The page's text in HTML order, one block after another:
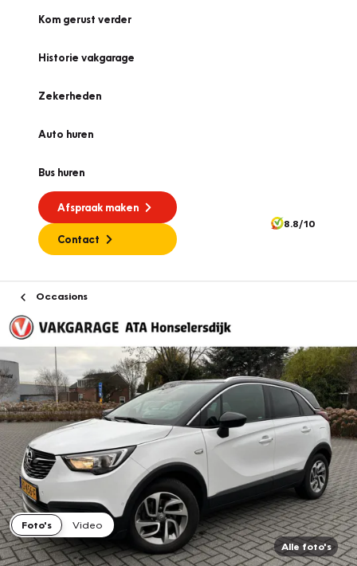
Kom gerust verder
Historie vakgarage
Zekerheden
Auto huren
Bus huren
Afspraak maken
Contact
8.8/10
Occasions
Foto's
Video
Alle foto's